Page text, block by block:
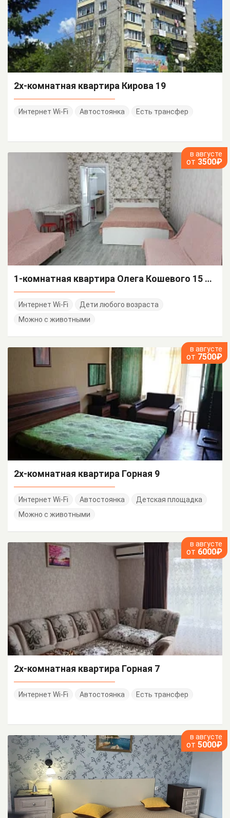
2х-комнатная квартира Кирова 19
Интернет Wi-Fi Автостоянка Есть трансфер
в августе
от 3500₽
1-комнатная квартира Олега Кошевого 15 бокс 100
Интернет Wi-Fi
Дети любого возраста
Можно с животными
в августе
от 7500₽
2х-комнатная квартира Горная 9
Интернет Wi-Fi Автостоянка
Детская площадка
Можно с животными
в августе
от 6000₽
2х-комнатная квартира Горная 7
Интернет Wi-Fi Автостоянка Есть трансфер
в августе
от 5000₽